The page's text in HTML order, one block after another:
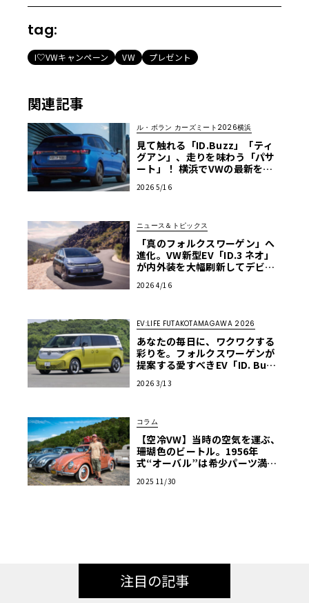
tag:
I♡VWキャンペーン VW プレゼント
関連記事
ル・ボラン カーズミート2026横浜
見て触れる「ID.Buzz」「ティ
グアン」、走りを味わう「パサ
ート」！ 横浜でVWの最新をフ
ト2026横浜】
2026 5/16
ニュース＆トピックス
「真のフォルクスワーゲン」へ
進化。VW新型EV「ID.3 ネオ」
が内外装を大幅刷新してデビュ
2026 4/16
EV:LIFE FUTAKOTAMAGAWA 2026
あなたの毎日に、ワクワクする
彩りを。フォルクスワーゲンが
提案する愛すべきEV「ID. Buz
AWA 2026】
2026 3/13
コラム
【空冷VW】当時の空気を運ぶ、
珊瑚色のビートル。1956年
式“オーバル”は希少パーツ満
【愛車群像】
2025 11/30
注目の記事